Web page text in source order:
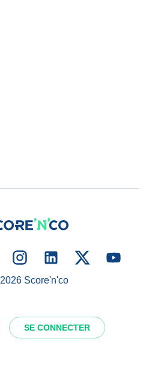
SE CONNECTER
2026Score'n'co